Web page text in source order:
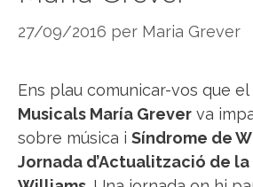
27/09/2016 per Maria Grever
Ens plau comunicar-vos que el
Musicals María Grever va
sobre música i Síndrome de
Jornada d’Actualització de